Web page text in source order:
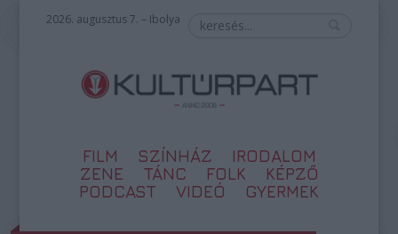
2026. augusztus 7. – Ibolya
FILM SZÍNHÁZ
IRODALOM
ZENE
TÁNC FOLK
KÉPZŐ
PODCAST
VIDEÓ GYERMEK